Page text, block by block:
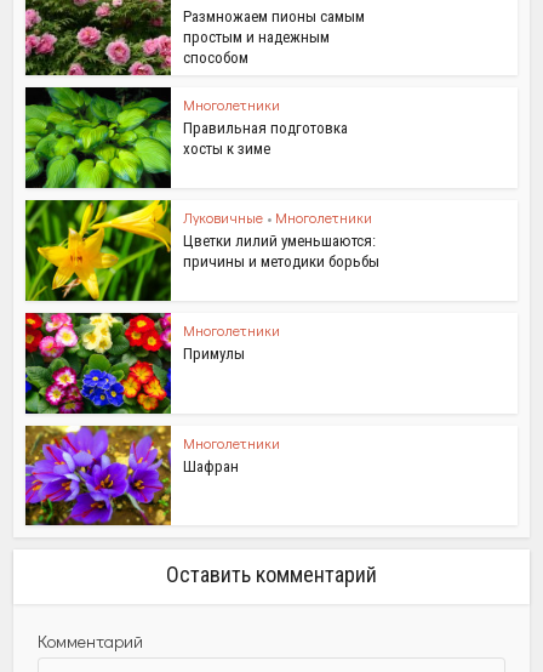
Размножаем пионы самым
простым и надежным
способом
Многолетники
Правильная подготовка
хосты к зиме
Луковичные • Многолетники
Цветки лилий уменьшаются:
причины и методики борьбы
Многолетники
Примулы
Многолетники
Шафран
Оставить комментарий
Комментарий